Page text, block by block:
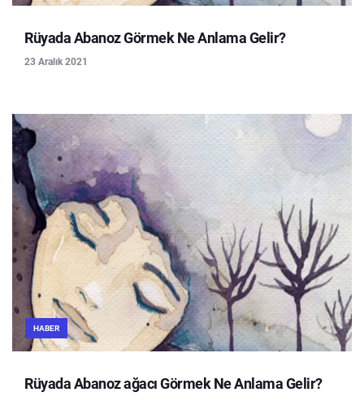
Rüyada Abanoz Görmek Ne Anlama Gelir?
23 Aralık 2021
HABER
Rüyada Abanoz ağacı Görmek Ne Anlama Gelir?